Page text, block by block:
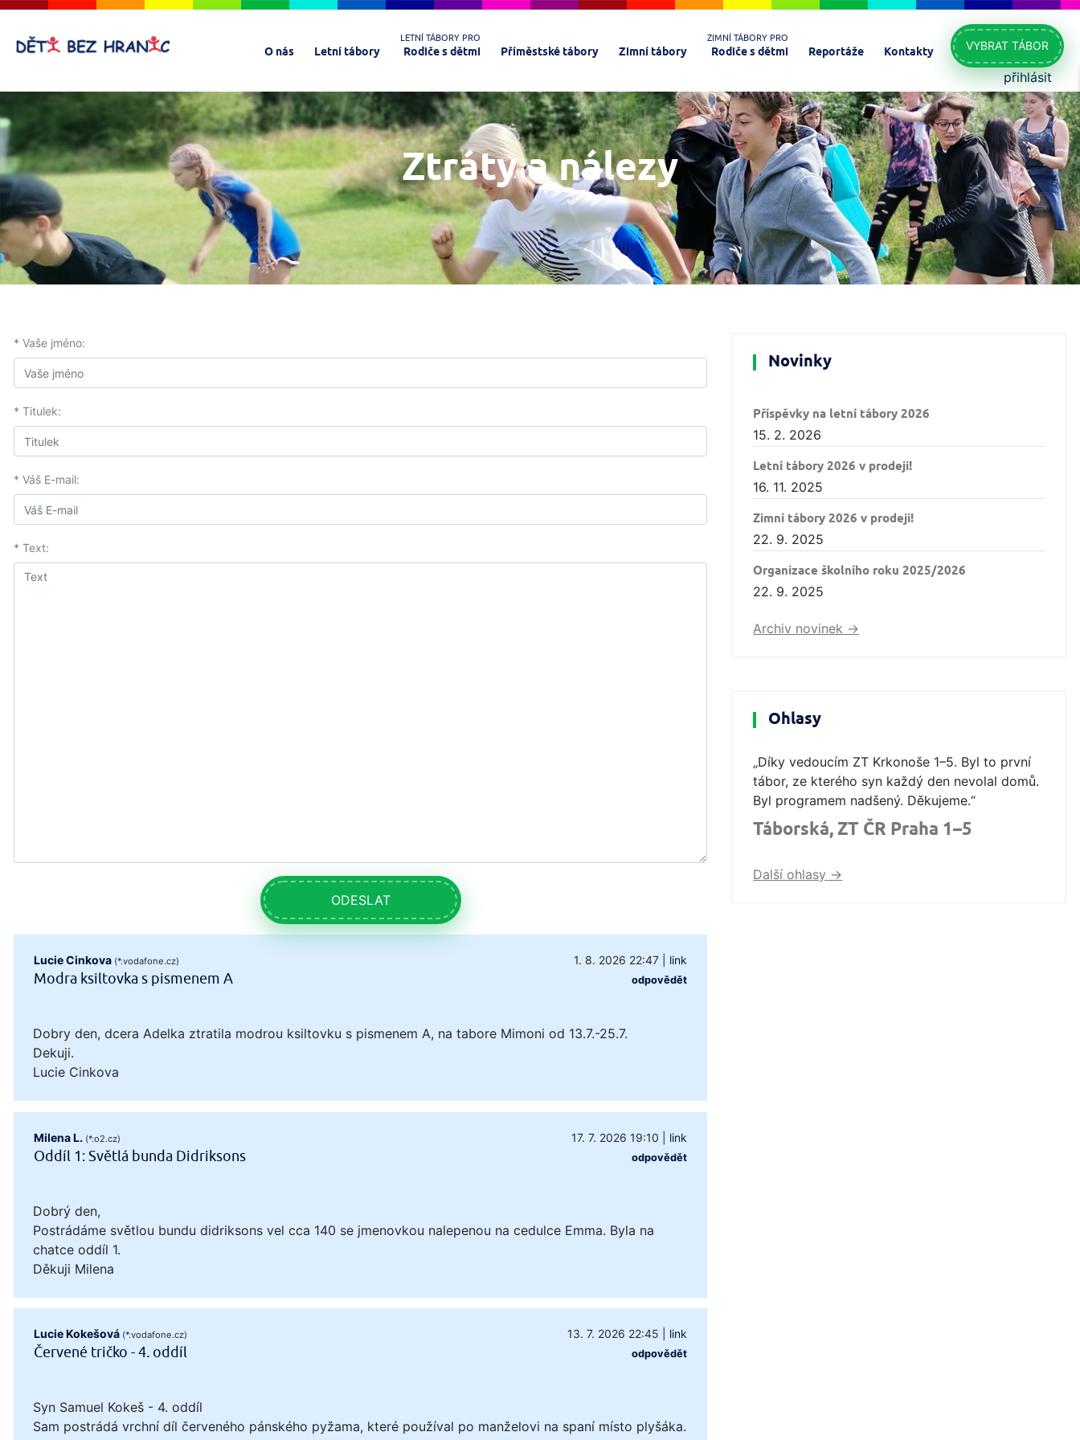
O nás Letní tábory
LETNÍ TÁBORY PRO
Rodiče s dětmi Příměstské tábory Zimní tábory
ZIMNÍ TÁBORY PRO
Rodiče s dětmi Reportáže Kontakty VYBRAT TÁBOR
přihlásit
Ztráty a nálezy
* Vaše jméno:
* Titulek:
* Váš E-mail:
* Text:
ODESLAT
Lucie Cinkova (*.vodafone.cz) 1. 8. 2026 22:47| link
Modra ksiltovka s pismenem A odpovědět
Dobry den, dcera Adelka ztratila modrou ksiltovku s pismenem A, na tabore Mimoni od 13.7.-25.7.
Dekuji.
Lucie Cinkova
Milena L. (*.o2.cz) 17. 7. 2026 19:10 link
Oddíl 1: Světlá bunda Didriksons odpovědět
Dobrý den,
Postrádáme světlou bundu didriksons vel cca 140 se jmenovkou nalepenou na cedulce Emma. Byla na
chatce oddíl 1.
Děkuji Milena
Lucie Kokešová (*.vodafone.cz) 13. 7. 2026 22:45 link
Červené tričko - 4. oddíl odpovědět
Syn Samuel Kokeš - 4. oddíl
Sam postrádá vrchní díl červeného pánského pyžama, které používal po manželovi na spaní místo plyšáka.
Novinky
Příspěvky na letní tábory 2026
15. 2. 2026
Letní tábory 2026 v prodeji!
16. 11. 2025
Zimní tábory 2026 v prodeji!
22. 9. 2025
Organizace školního roku 2025/2026
22. 9. 2025
Archiv novinek ->
Ohlasy
„Díky vedoucím ZT Krkonoše 1–5. Byl to první
tábor, ze kterého syn každý den nevolal domů.
Byl programem nadšený. Děkujeme.“
Táborská, ZT ČR Praha 1–5
Další ohlasy ->